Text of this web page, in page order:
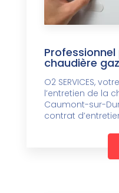
chaudière gaz
O2 SERVICES,
l’entretien de la
Caumont-sur-
contrat